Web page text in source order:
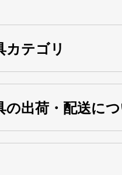
カテゴリ
の出荷・配送に